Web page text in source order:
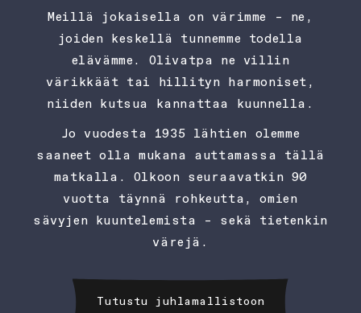
Meillä jokaisella on värimme – ne,
joiden keskellä tunnemme todella
elävämme. Olivatpa ne villin
värikkäät tai hillityn harmoniset,
niiden kutsua kannattaa kuunnella.
Jo vuodesta 1935 lähtien olemme
saaneet olla mukana auttamassa tällä
matkalla. Olkoon seuraavatkin 90
vuotta täynnä rohkeutta, omien
sävyjen kuuntelemista – sekä tietenkin
värejä.
Tutustu juhlamallistoon